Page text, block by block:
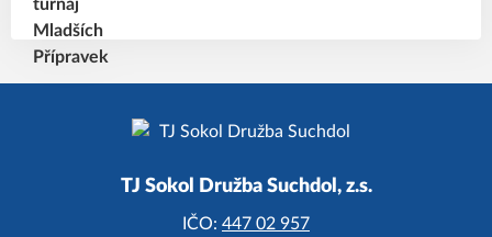
TJ Sokol Družba Suchdol, z.s.
IČO: 447 02 957